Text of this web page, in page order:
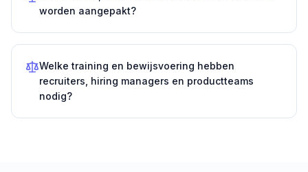
worden aangepakt?
Welke training en bewijsvoering hebben
recruiters, hiring managers en productteams
nodig?